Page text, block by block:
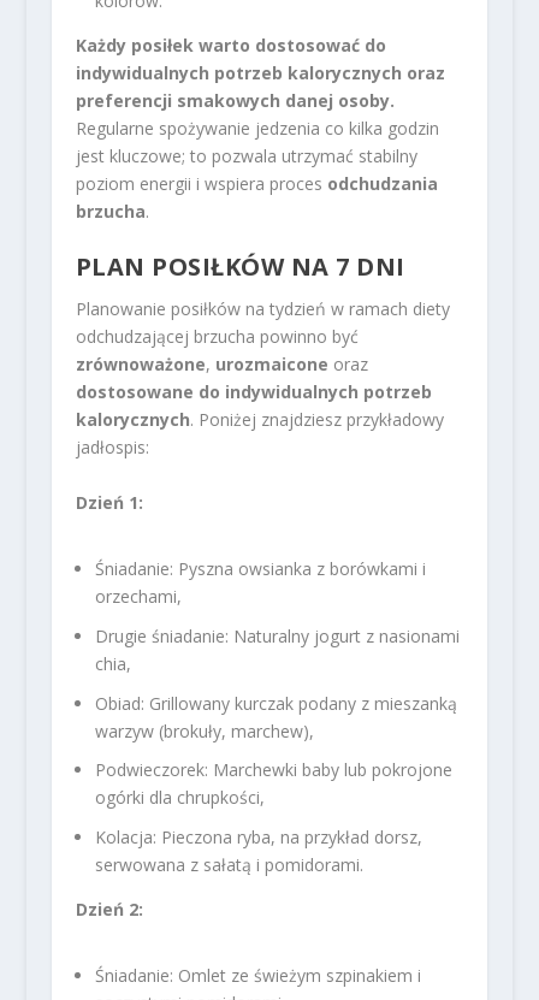
Każdy posiłek warto dostosować do
indywidualnych potrzeb kalorycznych oraz
preferencji smakowych danej osoby.
Regularne spożywanie jedzenia co kilka godzin
jest kluczowe; to pozwala utrzymać stabilny
poziom energii i wspiera proces odchudzania
brzucha.
PLAN POSIŁKÓW NA 7 DNI
Planowanie posiłków na tydzień w ramach diety
odchudzającej brzucha powinno być
zrównoważone, urozmaicone oraz
dostosowane do indywidualnych potrzeb
kalorycznych. Poniżej znajdziesz przykładowy
jadłospis:
Dzień 1:
Śniadanie: Pyszna owsianka z borówkami i
orzechami,
Drugie śniadanie: Naturalny jogurt z nasionami
chia,
Obiad: Grillowany kurczak podany z mieszanką
warzyw (brokuły, marchew),
Podwieczorek: Marchewki baby lub pokrojone
ogórki dla chrupkości,
Kolacja: Pieczona ryba, na przykład dorsz,
serwowana z sałatą i pomidorami.
Dzień 2:
Śniadanie: Omlet ze świeżym szpinakiem i